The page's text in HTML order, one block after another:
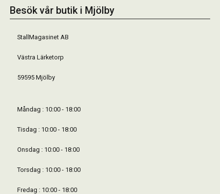
Besök vår butik i Mjölby
StallMagasinet AB
Västra Lärketorp
59595 Mjölby
Måndag : 10:00 - 18:00
Tisdag : 10:00 - 18:00
Onsdag : 10:00 - 18:00
Torsdag : 10:00 - 18:00
Fredag : 10:00 - 18:00